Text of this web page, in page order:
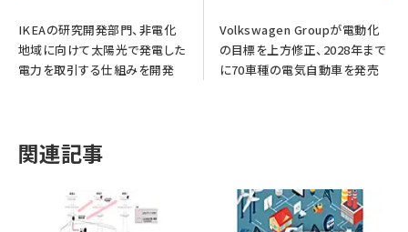
IKEAの研究開発部門、非電化
地域に向けて太陽光で発電した
電力を取引する仕組みを開発
Volkswagen Groupが電動化
の目標を上方修正、2028年まで
に70車種の電気自動車を発売
関連記事